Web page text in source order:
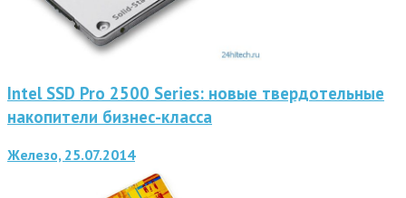
Intel SSD Pro 2500 Series: новые твердотельные
накопители бизнес-класса
Железо, 25.07.2014